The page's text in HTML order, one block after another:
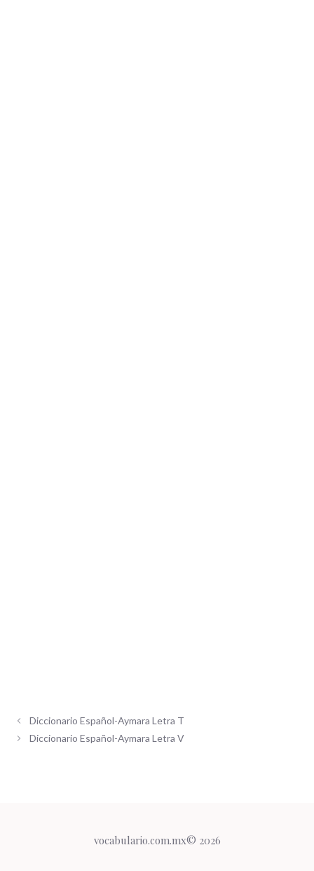
Diccionario Español-Aymara Letra T
Diccionario Español-Aymara Letra V
vocabulario.com.mx© 2026